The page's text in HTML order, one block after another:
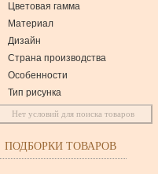
Цветовая гамма
Материал
Дизайн
Страна производства
Особенности
Тип рисунка
Нет условий для поиска товаров
ПОДБОРКИ ТОВАРОВ